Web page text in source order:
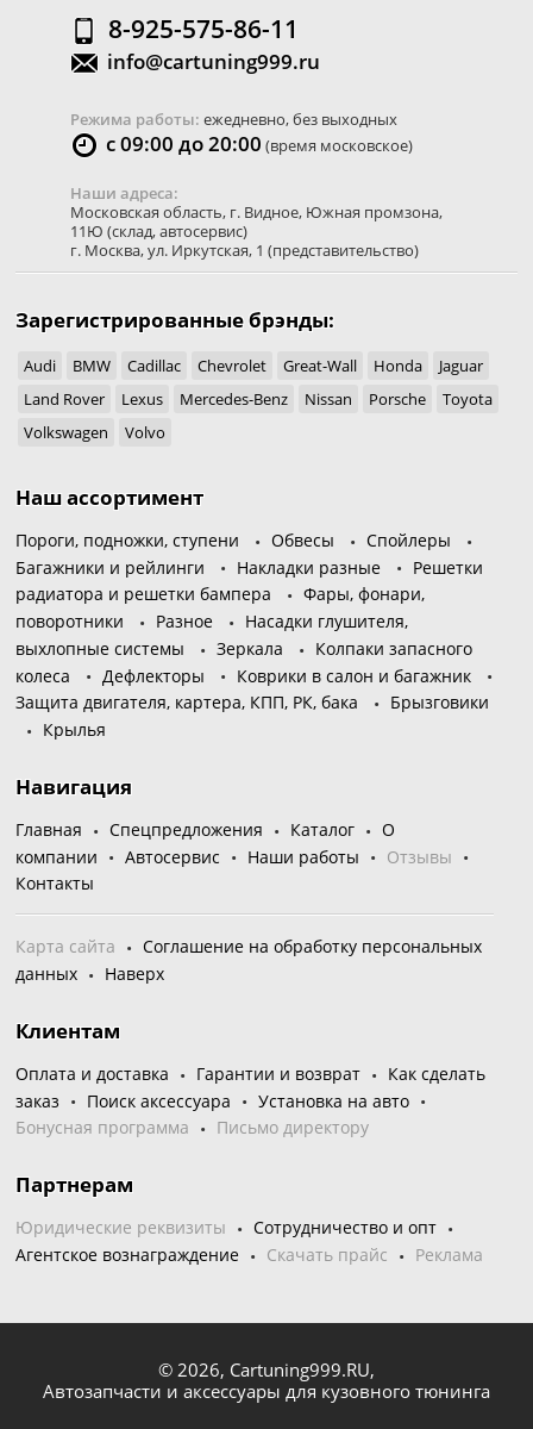
8-925-575-86-11
info@cartuning999.ru
Режима работы: ежедневно, без выходных
с 09:00 до 20:00 (время московское)
Наши адреса:
Московская область, г. Видное, Южная промзона,
11Ю (склад, автосервис)
г. Москва,ул. Иркутская, 1 (представительство)
Зарегистрированные брэнды:
Audi BMW Cadillac Chevrolet Great-Wall Honda
Jaguar
Land Rover
Lexus Mercedes-Benz Nissan Porsche
Toyota
Volkswagen
Volvo
Наш ассортимент
Пороги, подножки, ступени Обвесы
Спойлеры
Багажники и рейлинги
Накладки разные
Решетки
радиатора и решетки бампера
Фары, фонари,
поворотники
Разное
Насадки глушителя,
выхлопные системы
Зеркала
Колпаки запасного
колеса
Дефлекторы
Коврики в салон и багажник
Защита двигателя, картера, КПП, РК, бака
Брызговики
Крылья
Навигация
Главная Спецпредложения Каталог
О
компании
Автосервис Наши работы
Отзывы
Контакты
Карта сайта
Соглашение на обработку персональных
данных
Наверх
Клиентам
Оплата и доставка Гарантии и возврат
Как сделать
заказ
Поиск аксессуара
Установка на авто
Бонусная программа
Письмо директору
Партнерам
Юридические реквизиты
Сотрудничество и опт
Агентское вознаграждение
Скачать прайс Реклама
© 2026, Cartuning999.RU,
Автозапчасти и аксессуары для кузовного тюнинга